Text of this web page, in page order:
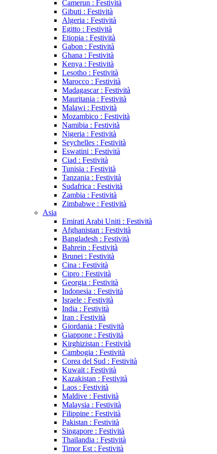
Camerun : Festività
Gibuti : Festività
Algeria : Festività
Egitto : Festività
Etiopia : Festività
Gabon : Festività
Ghana : Festività
Kenya : Festività
Lesotho : Festività
Marocco : Festività
Madagascar : Festività
Mauritania : Festività
Malawi : Festività
Mozambico : Festività
Namibia : Festività
Nigeria : Festività
Seychelles : Festività
Eswatini : Festività
Ciad : Festività
Tunisia : Festività
Tanzania : Festività
Sudafrica : Festività
Zambia : Festività
Zimbabwe : Festività
Asia
Emirati Arabi Uniti : Festività
Afghanistan : Festività
Bangladesh : Festività
Bahrein : Festività
Brunei : Festività
Cina : Festività
Cipro : Festività
Georgia : Festività
Indonesia : Festività
Israele : Festività
India : Festività
Iran : Festività
Giordania : Festività
Giappone : Festività
Kirghizistan : Festività
Cambogia : Festività
Corea del Sud : Festività
Kuwait : Festività
Kazakistan : Festività
Laos : Festività
Maldive : Festività
Malaysia : Festività
Filippine : Festività
Pakistan : Festività
Singapore : Festività
Thailandia : Festività
Timor Est : Festività